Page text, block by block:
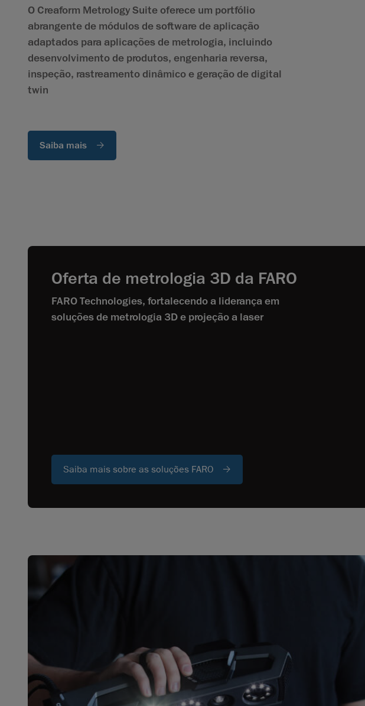
O Creaform Metrology Suite oferece um portfólio
abrangente de módulos de software de aplicação
adaptados para aplicações de metrologia, incluindo
desenvolvimento de produtos, engenharia reversa,
inspeção, rastreamento dinâmico e geração de digital
twin
Saiba mais
Oferta de metrologia 3D da FARO
FARO Technologies, fortalecendo a liderança em
soluções de metrologia 3D e projeção a laser
Saiba mais sobre as soluções FARO